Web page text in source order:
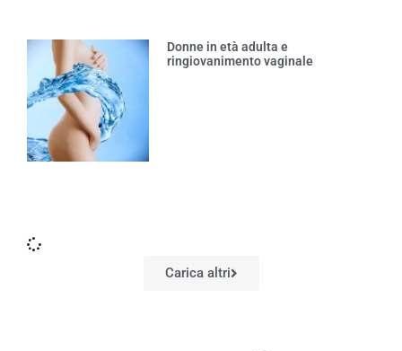
Donne in età adulta e
ringiovanimento vaginale
Carica altri